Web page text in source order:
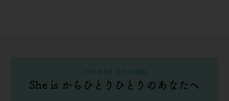
2021年4月 今月の特集
She is からひとりひとりのあなたへ